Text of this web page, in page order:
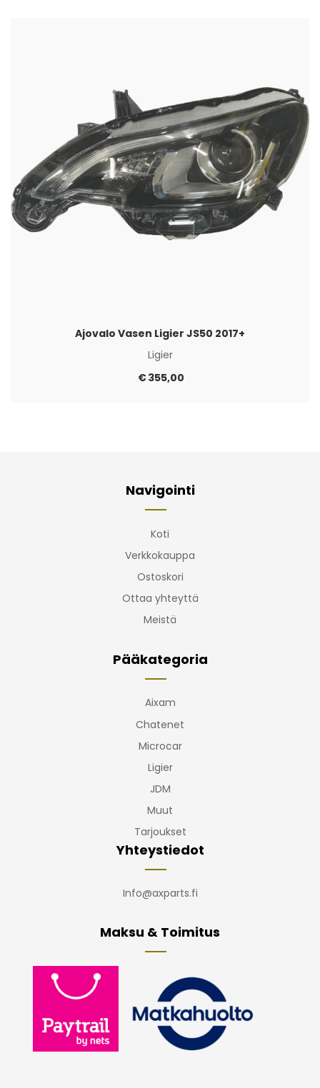
Ajovalo Vasen Ligier JS50 2017+
Ligier
€355,00
Navigointi
Koti
Verkkokauppa
Ostoskori
Ottaa yhteyttä
Meistä
Pääkategoria
Aixam
Chatenet
Microcar
Ligier
JDM
Muut
Tarjoukset
Yhteystiedot
Info@axparts.fi
Maksu & Toimitus